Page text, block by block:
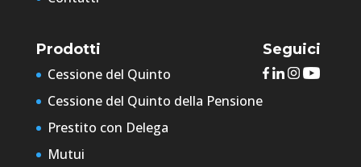
Prodotti
Cessione del Quinto
Cessione del Quinto della Pensione
Prestito con Delega
Mutui
Seguici